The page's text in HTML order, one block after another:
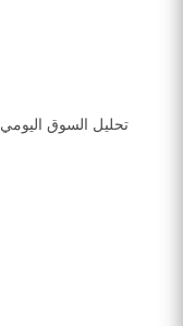
تحليل السوق اليومي 30-3-2026